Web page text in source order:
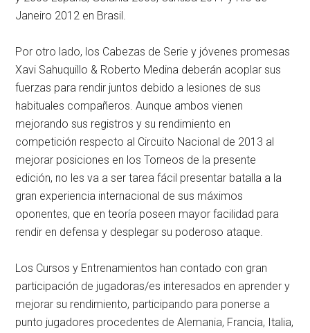
Janeiro 2012 en Brasil.
Por otro lado, los Cabezas de Serie y jóvenes promesas
Xavi Sahuquillo & Roberto Medina deberán acoplar sus
fuerzas para rendir juntos debido a lesiones de sus
habituales compañeros. Aunque ambos vienen
mejorando sus registros y su rendimiento en
competición respecto al Circuito Nacional de 2013 al
mejorar posiciones en los Torneos de la presente
edición, no les va a ser tarea fácil presentar batalla a la
gran experiencia internacional de sus máximos
oponentes, que en teoría poseen mayor facilidad para
rendir en defensa y desplegar su poderoso ataque.
Los Cursos y Entrenamientos han contado con gran
participación de jugadoras/es interesados en aprender y
mejorar su rendimiento, participando para ponerse a
punto jugadores procedentes de Alemania, Francia, Italia,